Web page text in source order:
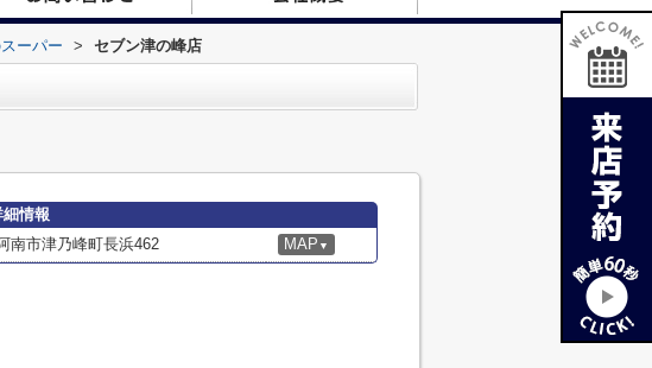
ーパー > セブン津の峰店
情報
南市津乃峰町長浜462 MAP ▼